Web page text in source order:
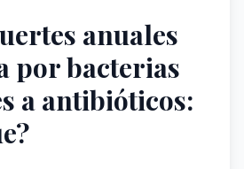
anuales
por bacterias
a antibióticos: